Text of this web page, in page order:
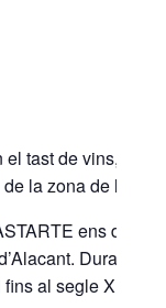
el tast de vins,
la zona de la
ens
Durant
al segle XIX i